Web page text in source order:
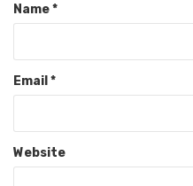
Name*
Email *
Website